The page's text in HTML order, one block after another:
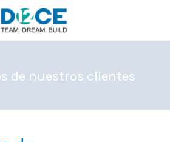
de nuestros clientes